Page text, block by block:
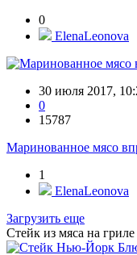
0
ElenaLeonova
30 июля 2017,
0
15787
Маринованное мясо
1
ElenaLeonova
Загрузить еще
Стейк из мяса на гриле